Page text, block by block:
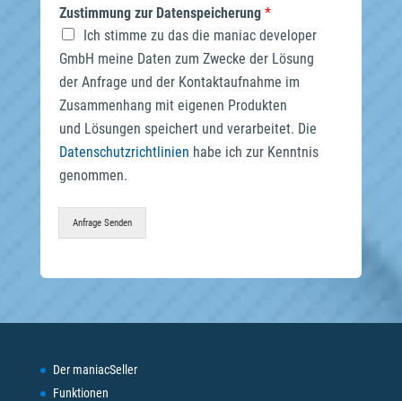
Zustimmung zur Datenspeicherung *
Ich stimme zu das die maniac developer
GmbH meine Daten zum Zwecke der Lösung
der Anfrage und der Kontaktaufnahme im
Zusammenhang mit eigenen Produkten
und Lösungen speichert und verarbeitet. Die
Datenschutzrichtlinien habe ich zur Kenntnis
genommen.
Anfrage Senden
Der maniacSeller
Funktionen